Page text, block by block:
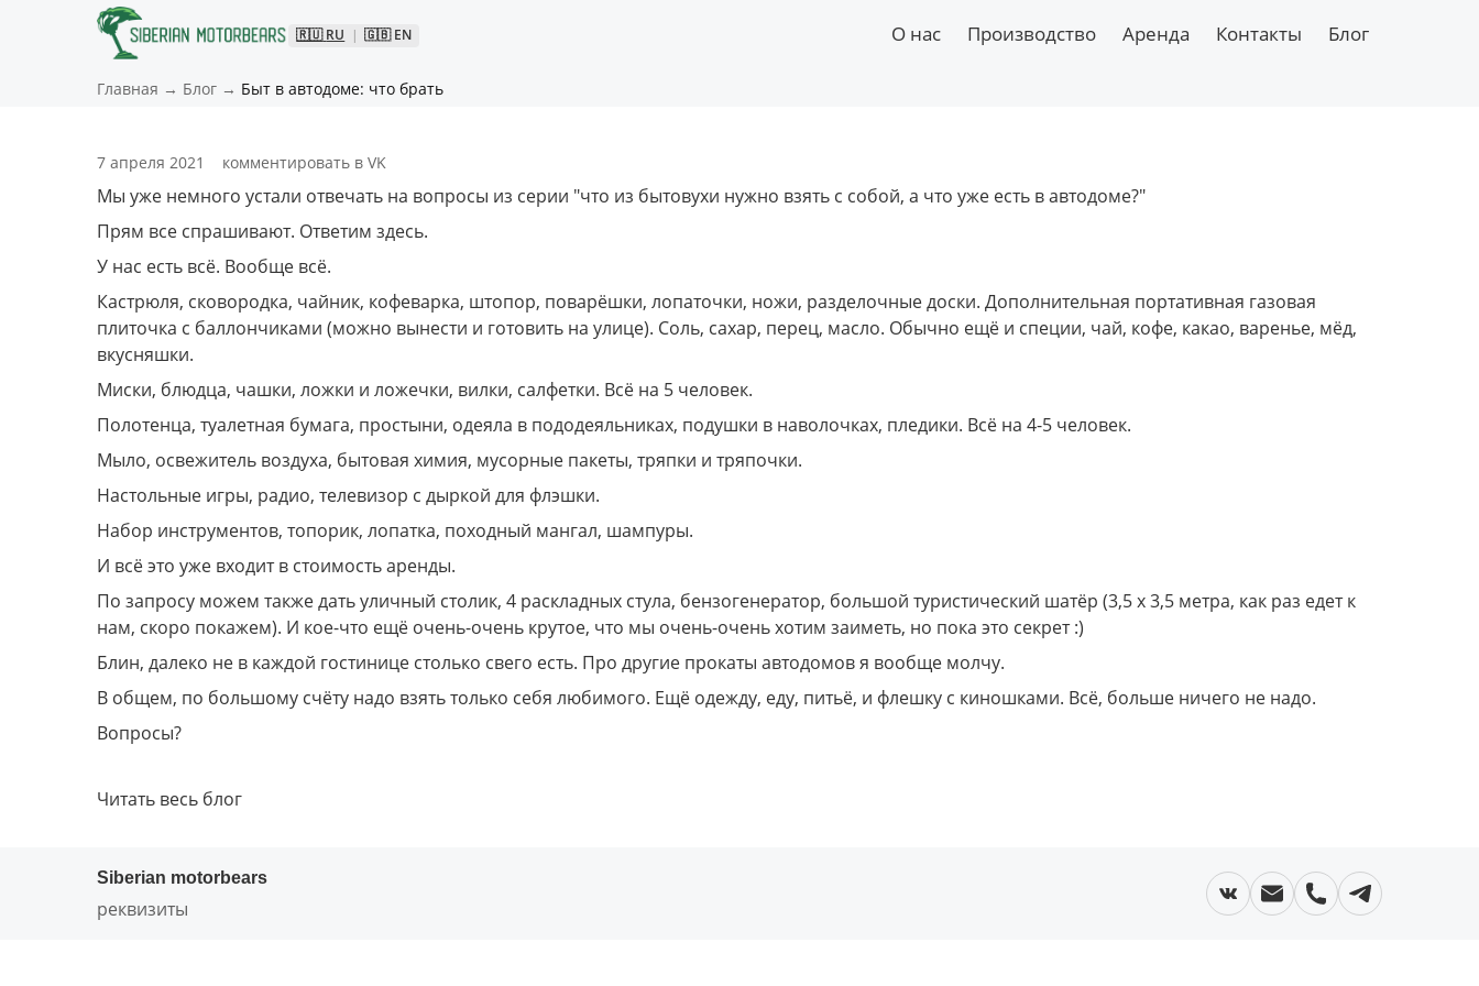
🇷🇺 RU | 🇬🇧 EN О нас Производство Аренда Контакты Блог
Главная → Блог → Быт в автодоме: что брать
7 апреля 2021 комментировать в VK
Мы уже немного устали отвечать на вопросы из серии "что из бытовухи нужно взять с собой, а что уже есть в автодоме?"
Прям все спрашивают. Ответим здесь.
У нас есть всё. Вообще всё.
Кастрюля, сковородка, чайник, кофеварка, штопор, поварёшки, лопаточки, ножи, разделочные доски. Дополнительная портативная газовая
плиточка с баллончиками (можно вынести и готовить на улице). Соль, сахар, перец, масло. Обычно ещё и специи, чай, кофе, какао, варенье, мёд,
вкусняшки.
Миски, блюдца, чашки, ложки и ложечки, вилки, салфетки. Всё на 5 человек.
Полотенца, туалетная бумага, простыни, одеяла в пододеяльниках, подушки в наволочках, пледики. Всё на 4-5 человек.
Мыло, освежитель воздуха, бытовая химия, мусорные пакеты, тряпки и тряпочки.
Настольные игры, радио, телевизор с дыркой для флэшки.
Набор инструментов, топорик, лопатка, походный мангал, шампуры.
И всё это уже входит в стоимость аренды.
По запросу можем также дать уличный столик, 4 раскладных стула, бензогенератор, большой туристический шатёр (3,5 х 3,5 метра, как раз едет к
нам, скоро покажем). И кое-что ещё очень-очень крутое, что мы очень-очень хотим заиметь, но пока это секрет :)
Блин, далеко не в каждой гостинице столько свего есть. Про другие прокаты автодомов я вообще молчу.
В общем, по большому счёту надо взять только себя любимого. Ещё одежду, еду, питьё, и флешку с киношками. Всё, больше ничего не надо.
Вопросы?
Читать весь блог
Siberian motorbears
реквизиты